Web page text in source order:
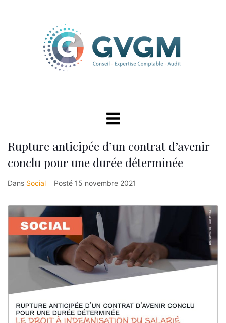
Rupture anticipée d’un contrat d’avenir
conclu pour une durée déterminée
Dans Social Posté 15 novembre 2021